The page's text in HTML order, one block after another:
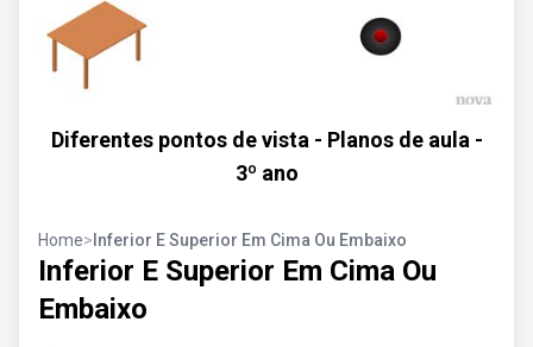
Diferentes pontos de vista - Planos de aula -
3º ano
Home> Inferior E Superior Em Cima Ou Embaixo
Inferior E Superior Em Cima Ou
Embaixo